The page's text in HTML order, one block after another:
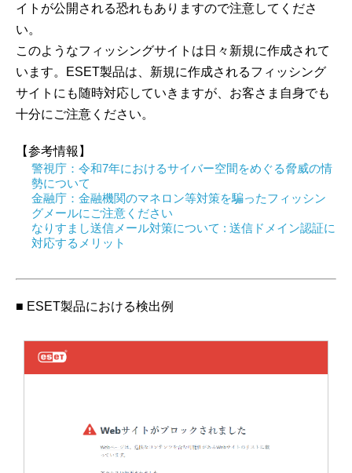
イトが公開される恐れもありますので注意してくださ
い。
このようなフィッシングサイトは日々新規に作成されて
います。ESET製品は、新規に作成されるフィッシング
サイトにも随時対応していきますが、お客さま自身でも
十分にご注意ください。
【参考情報】
警視庁：令和7年におけるサイバー空間をめぐる脅威の情
勢について
金融庁：金融機関のマネロン等対策を騙ったフィッシン
グメールにご注意ください
なりすまし送信メール対策について : 送信ドメイン認証に
対応するメリット
■ ESET製品における検出例